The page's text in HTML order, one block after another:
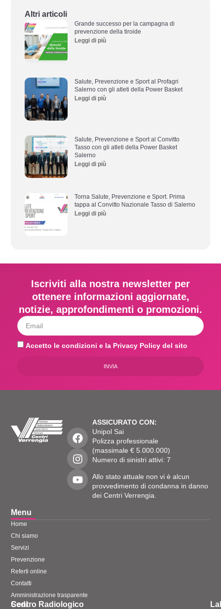
Altri articoli
Grande successo per la campagna di
prevenzione della tiroide
Leggi di più
Salute, Prevenzione e Sport al Profagri
Salerno con gli atleti della Power Basket
Leggi di più
Salute, Prevenzione e Sport al Convitto
Tasso con gli atleti della Power Basket
Salerno
Leggi di più
Torna Salute, Prevenzione e Sport. Prima
tappa al Convitto Nazionale Tasso di Salerno
Leggi di più
Iscriviti alla nostra newsletter per
ottenere informazioni aggiornate,
notizie, approfondimenti o promozioni.
Accetto le condizioni e la Privacy Policy del sito
INVIA
ASSICURATO CON:
Unipol Sai
Polizza professionale
(massimale € 5.000.000)
Numero di sinistri attivi: 7
Allo stato attuale non vi è alcun
provvedimento di condanna in danno
dei Centri Verrengia.
Menu
Home
Chi siamo
Servizi
Prevenzione
Referti online
Contatti
Amministrazione trasparente
Sedi
Centro Radiologico